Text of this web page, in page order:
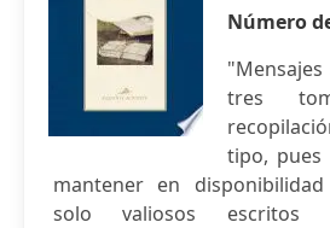
Número
tres
tipo,
mantener en
solo valiosos escritos